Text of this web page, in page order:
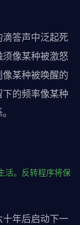
答声中泛起死
像某种被激怒
某种被唤醒的
的频率像某种
活。反转程序将保
十年后启动下一